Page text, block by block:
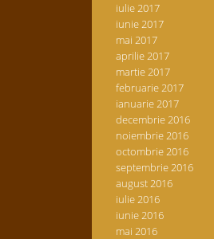
iulie 2017
iunie 2017
mai 2017
aprilie 2017
martie 2017
februarie 2017
ianuarie 2017
decembrie 2016
noiembrie 2016
octombrie 2016
septembrie 2016
august 2016
iulie 2016
iunie 2016
mai 2016